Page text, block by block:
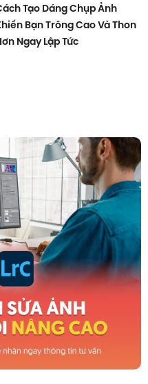
Tạo Dáng Chụp Ảnh
Bạn Trông Cao Và Thon
Ngay Lập Tức